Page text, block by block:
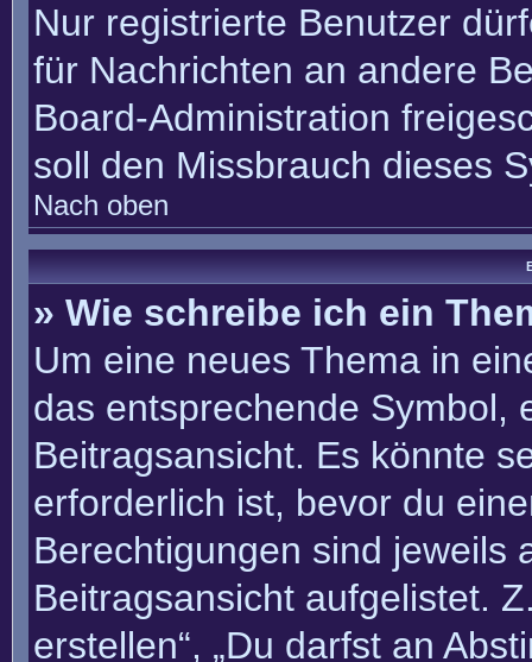
Nur registrierte Benutzer
für Nachrichten an andere
Board-Administration
soll den Missbrauch dieses
Nach oben
» Wie schreibe ich ein
Um eine neues Thema in
das entsprechende Symbol,
Beitragsansicht. Es könnte
erforderlich ist, bevor du
Berechtigungen sind jeweils
Beitragsansicht aufgelistet.
erstellen“, „Du darfst an